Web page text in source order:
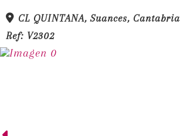
CL QUINTANA, Suances, Cantabria
Ref: V2302